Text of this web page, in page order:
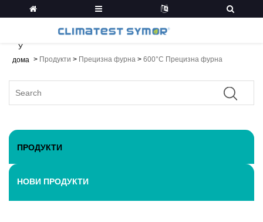
У
дома > Продукти > Прецизна фурна > 600°C Прецизна фурна
ПРОДУКТИ
НОВИ ПРОДУКТИ